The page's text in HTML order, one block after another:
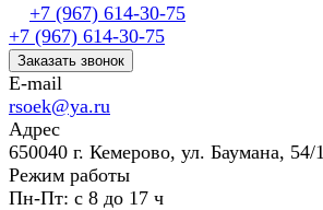
+7 (967) 614-30-75
+7 (967) 614-30-75
Заказать звонок
E-mail
rsoek@ya.ru
Адрес
650040 г. Кемерово, ул. Баумана, 54/1
Режим работы
Пн-Пт: с 8 до 17 ч